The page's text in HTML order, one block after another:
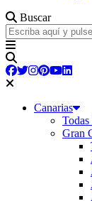
Buscar
Canarias
Todas
Gran